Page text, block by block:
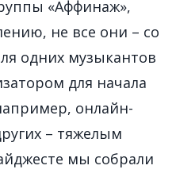
«Аффинаж»,
не все они – со
одних музыкантов
для начала
онлайн-
– тяжелым
мы собрали